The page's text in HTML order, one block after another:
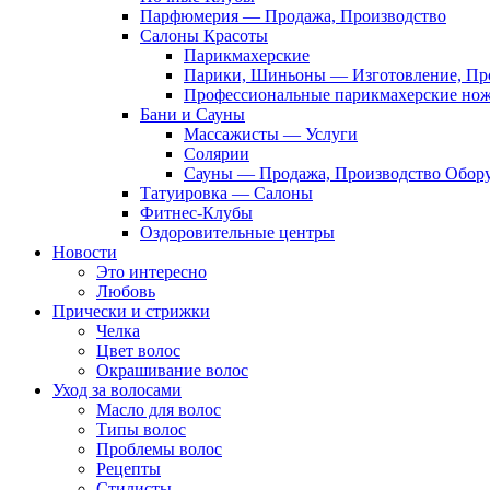
Парфюмерия — Продажа, Производство
Салоны Красоты
Парикмахерские
Парики, Шиньоны — Изготовление,
Профессиональные парикмахерские
Бани и Сауны
Массажисты — Услуги
Солярии
Сауны — Продажа, Производство
Татуировка — Салоны
Фитнес-Клубы
Оздоровительные центры
Новости
Это интересно
Любовь
Прически и стрижки
Челка
Цвет волос
Окрашивание волос
Уход за волосами
Масло для волос
Типы волос
Проблемы волос
Рецепты